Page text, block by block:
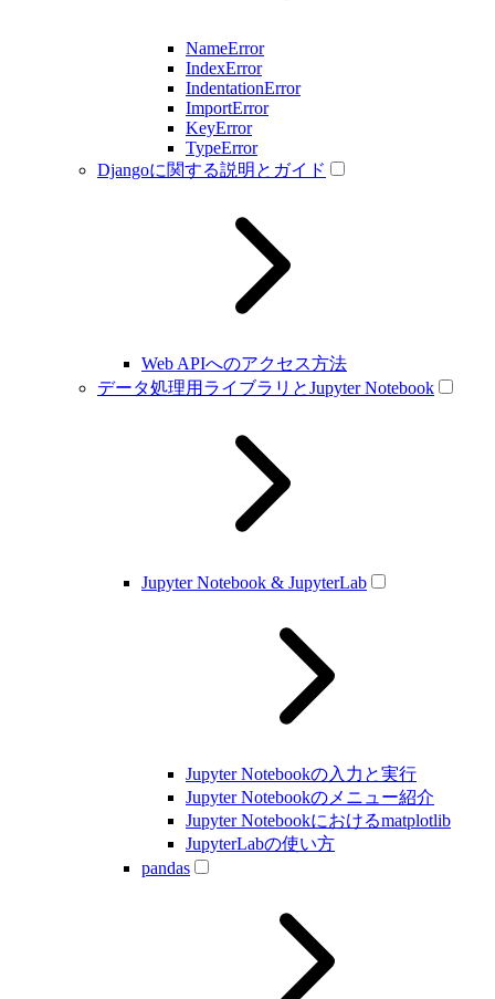
NameError
IndexError
IndentationError
ImportError
KeyError
TypeError
Djangoに関する説明とガイド
Web APIへのアクセス方法
データ処理用ライブラリとJupyter Notebook
Jupyter Notebook & JupyterLab
Jupyter Notebookの入力と実行
Jupyter Notebookのメニュー紹介
Jupyter Notebookにおけるmatplotlib
JupyterLabの使い方
pandas